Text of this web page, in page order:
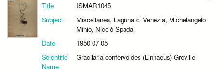
Title
ISMAR1045
Subject
Miscellanea, Laguna di Venezia, Michelangelo
Minio, Nicolò Spada
Date
1950-07-05
Scientific
Name
Gracilaria confervoides (Linnaeus) Greville